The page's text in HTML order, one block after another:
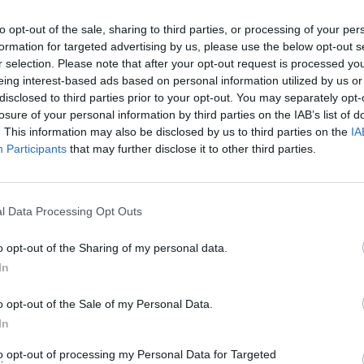
opt-out of the sale, sharing to third parties, or processing of your
for targeted advertising by us, please use the below opt-out
selection. Please note that after your opt-out request is processed
interest-based ads based on personal information utilized by us
to third parties prior to your opt-out. You may separately
of your personal information by third parties on the IAB’s list of
This information may also be disclosed by us to third parties on the
Participants that may further disclose it to other third parties.
Data Processing Opt Outs
opt-out of the Sharing of my personal data.
opt-out of the Sale of my Personal Data.
opt-out of processing my Personal Data for Targeted
του, χωρίς όμως να προβλεφθεί η
πλήρως, γεγονός που έχει επιφέρει μεγάλη
ενώ παράλληλα φημολογείται ότι η
την πρόωρη λύση της σύμβασης, με το
οικονομικά συμφέρουσα.
να συναινέσει. Έχει υποχρέωση το Υπουργείο
κάθε νόμιμο μέσο προς την εταιρεία,
τηρηθούν στο έπακρο και να συνεχίσει το
όσο και οι εμπλεκόμενοι τουριστικοί
επίσης και της Λακωνίας, παρακολουθούν
από το φλέγον θέμα της ενδεχόμενης